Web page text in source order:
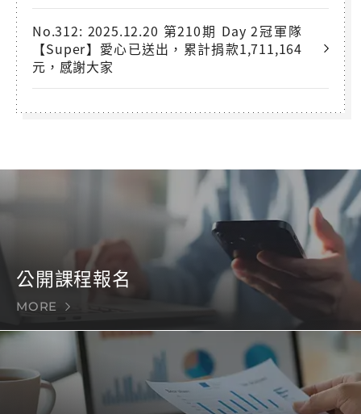
No.312: 2025.12.20 第210期 Day 2冠軍隊
【Super】愛心已送出，累計捐款1,711,164
元，感謝大家
公開課程報名
MORE